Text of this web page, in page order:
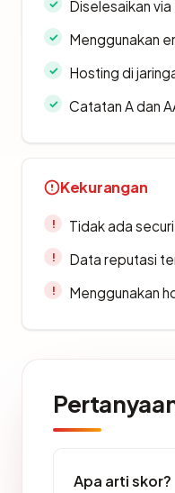
Diselesaikan
Menggunakan
Hosting di
Catatan A dan
Kekurangan
Tidak ada
Data reputasi
Menggunakan
Apa arti skor?